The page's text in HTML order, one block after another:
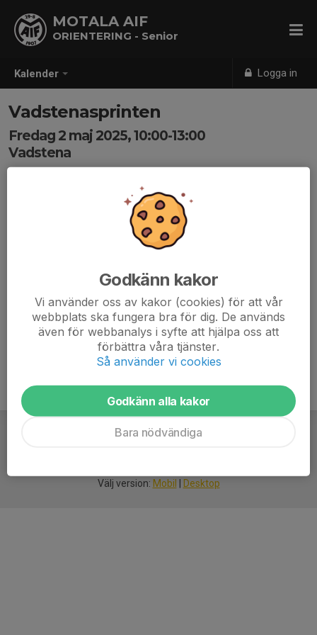
Kalender Logga in
MOTALA AIF
ORIENTERING - Senior
Vadstenasprinten
Fredag 2 maj 2025, 10:00-13:00
Vadstena
Välj version: Mobil Desktop
Godkänn kakor
Vi använder oss av kakor (cookies) för att vår
webbplats ska fungera bra för dig. De används
även för webbanalys i syfte att hjälpa oss att
förbättra våra tjänster.
Så använder vi cookies
Godkänn alla kakor
Bara nödvändiga